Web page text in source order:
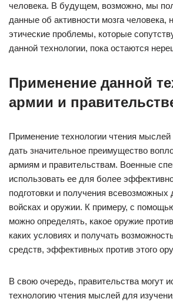
человека. В будущем, возможно, мы
данные об активности мозга человека,
этические проблемы, которые
данной технологии, пока остаются
Применение данной
армии и
Применение технологии чтения
дать значительное преимущество
армиям и правительствам. Военные
использовать ее для более
подготовки и получения всевозможных
войсках и оружии. К примеру, с
можно определять, какое оружие
каких условиях и получать
средств, эффективных против этого
В свою очередь, правительства могут
технологию чтения мыслей для